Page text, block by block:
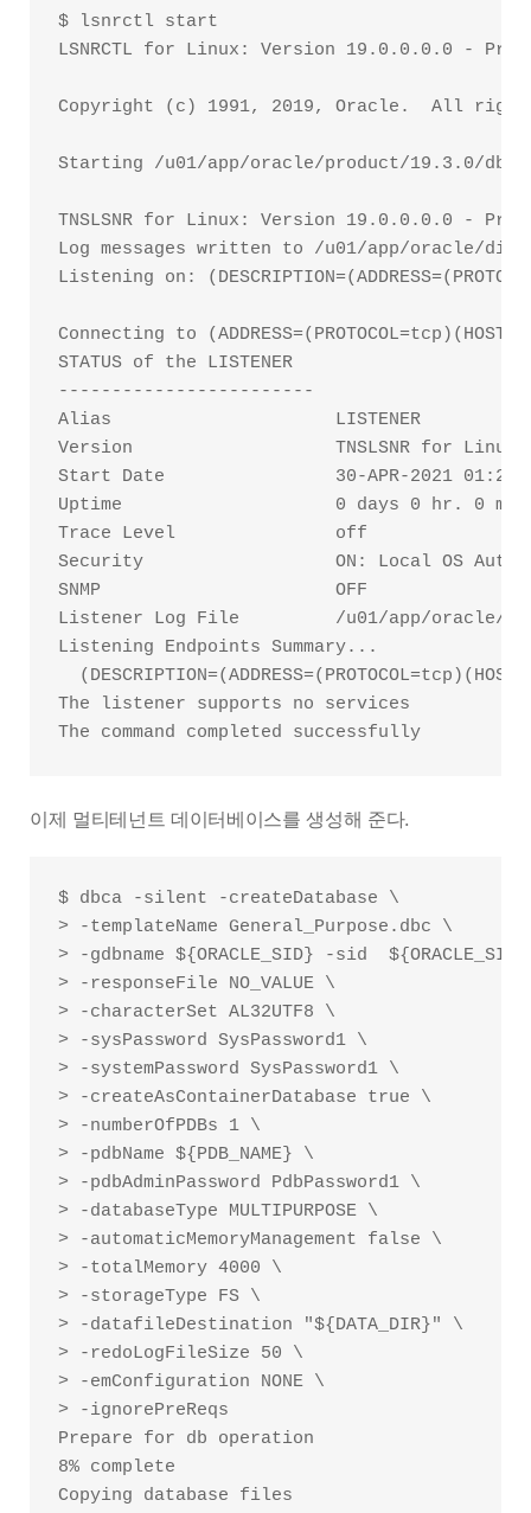
$ lsnrctl start
LSNRCTL for Linux: Version 19.0.0.0.0 -
Copyright (c) 1991, 2019, Oracle.  All
Starting /u01/app/oracle/product/19.3.0/
TNSLSNR for Linux: Version 19.0.0.0.0 -
Log messages written to /u01/app/oracle/
Listening on:
Connecting to
STATUS of the LISTENER
------------------------
Alias                     LISTENER
Version                   TNSLSNR for Linux:
Start Date                30-APR-2021
Uptime                    0 days 0 hr. 0
Trace Level               off
Security                  ON: Local OS
SNMP                      OFF
Listener Log File         /u01/app/oracle/
Listening Endpoints Summary...
The listener supports no services
이제 멀티테넌트 데이터베이스를 생성해 준다.
$ dbca -silent -createDatabase \
> -templateName General_Purpose.dbc \
> -gdbname ${ORACLE_SID} -sid
> -responseFile NO_VALUE \
> -characterSet AL32UTF8 \
> -sysPassword SysPassword1 \
> -systemPassword SysPassword1 \
> -createAsContainerDatabase true \
> -numberOfPDBs 1 \
> -pdbName ${PDB_NAME} \
> -pdbAdminPassword PdbPassword1 \
> -databaseType MULTIPURPOSE \
> -automaticMemoryManagement false \
> -totalMemory 4000 \
> -storageType FS \
> -datafileDestination "${DATA_DIR}" \
> -redoLogFileSize 50 \
> -emConfiguration NONE \
> -ignorePreReqs
Prepare for db operation
8% complete
Copying database files